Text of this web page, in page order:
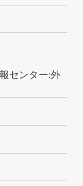
センター:外